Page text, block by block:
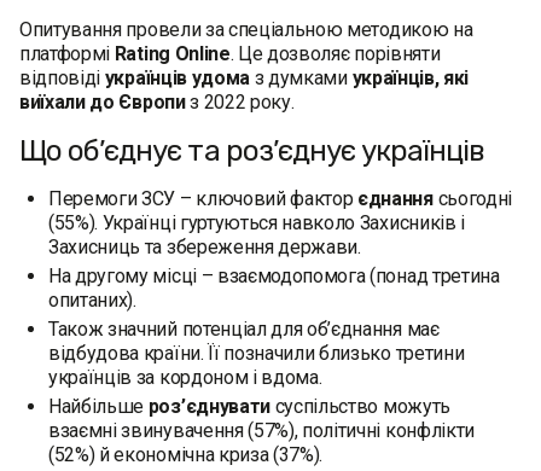
Опитування провели за спеціальною методикою на
платформі Rating Online. Це дозволяє порівняти
відповіді українців удома з думками українців, які
виїхали до Європиз 2022 року.
Що об’єднує та роз’єднує українців
Перемоги ЗСУ – ключовий фактор єднання сьогодні
(55%). Українці гуртуються навколо Захисників і
Захисниць та збереження держави.
На другому місці – взаємодопомога (понад третина
опитаних).
Також значний потенціал для об’єднання має
відбудова країни. Її позначили близько третини
українців за кордоном і вдома.
Найбільше роз’єднуватисуспільство можуть
взаємні звинувачення (57%), політичні конфлікти
(52%) й економічна криза (37%).